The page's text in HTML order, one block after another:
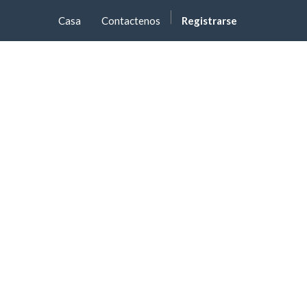
Casa Contactenos Registrarse